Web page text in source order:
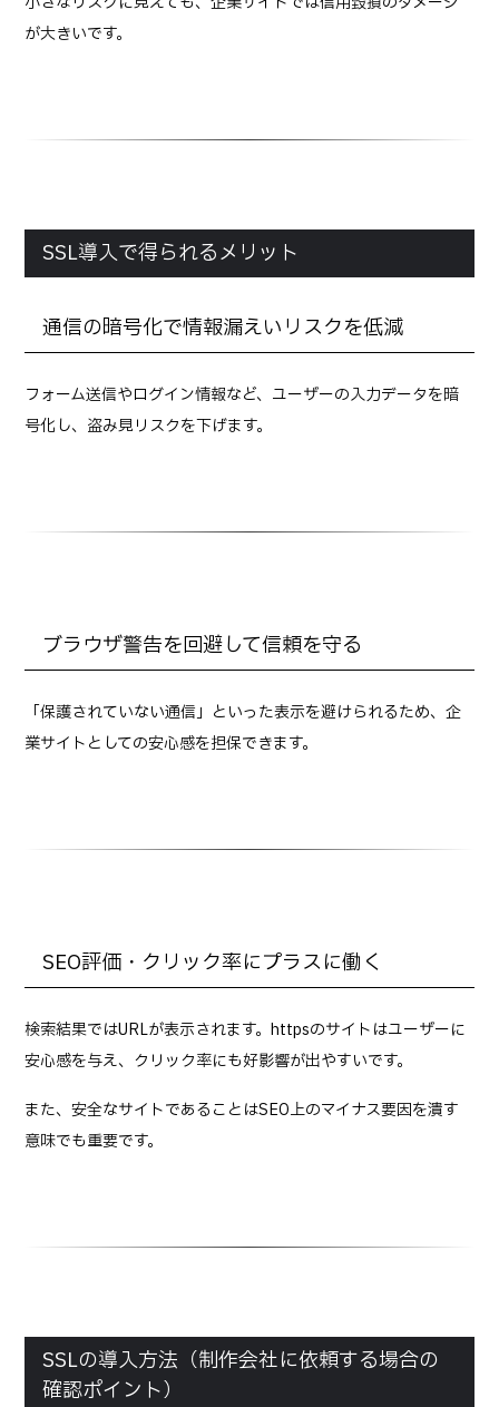
が大きいです。
SSL導入で得られるメリット
通信の暗号化で情報漏えいリスクを低減
フォーム送信やログイン情報など、ユーザーの入力データを暗
号化し、盗み見リスクを下げます。
ブラウザ警告を回避して信頼を守る
「保護されていない通信」といった表示を避けられるため、企
業サイトとしての安心感を担保できます。
SEO評価・クリック率にプラスに働く
検索結果ではURLが表示されます。httpsのサイトはユーザーに
安心感を与え、クリック率にも好影響が出やすいです。
また、安全なサイトであることはSEO上のマイナス要因を潰す
意味でも重要です。
SSLの導入方法（制作会社に依頼する場合の
確認ポイント）